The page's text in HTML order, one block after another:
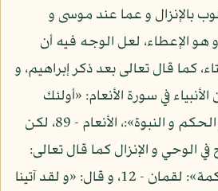
بالإنزال و عما عند موسى و
و هو الإعطاء، لعل الوجه فيه أن
كما قال تعالى بعد ذكر إبراهيم، و
في سورة الأنعام: «أولئك
الذين آتيناهم الكتاب و الحكم و النبوة»:، الأنعام - 89، لكن
الوحي و الإنزال كما قال تعالى:
«و لقد آتينا لقمان الحكمة»: لقمان - 12، و قال: «و لقد آتينا